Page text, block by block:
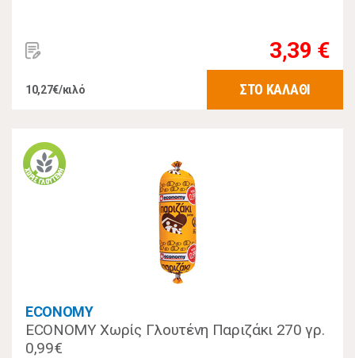
3,39 €
10,27€/κιλό ΣΤΟ ΚΑΛΑΘΙ
ECONOMY
ECONOMY Χωρίς Γλουτένη Παριζάκι 270 γρ.
0,99€